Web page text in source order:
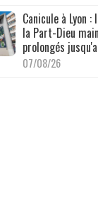
Canicule à Lyon
la Part-Dieu
prolongés
07/08/26